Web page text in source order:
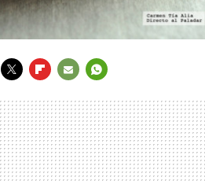
MAIL